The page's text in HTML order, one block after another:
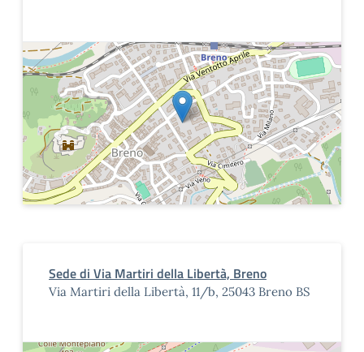
Sede di Via Martiri della Libertà, Breno
Via Martiri della Libertà, 11/b, 25043 Breno BS